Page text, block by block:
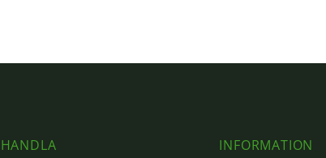
HANDLA
INFORMATION